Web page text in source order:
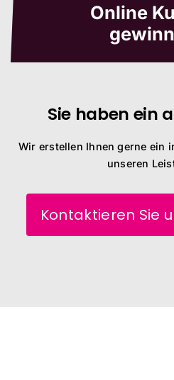
Online
Sie haben ein
Wir erstellen Ihnen gerne ein
unseren
Kontaktieren Sie